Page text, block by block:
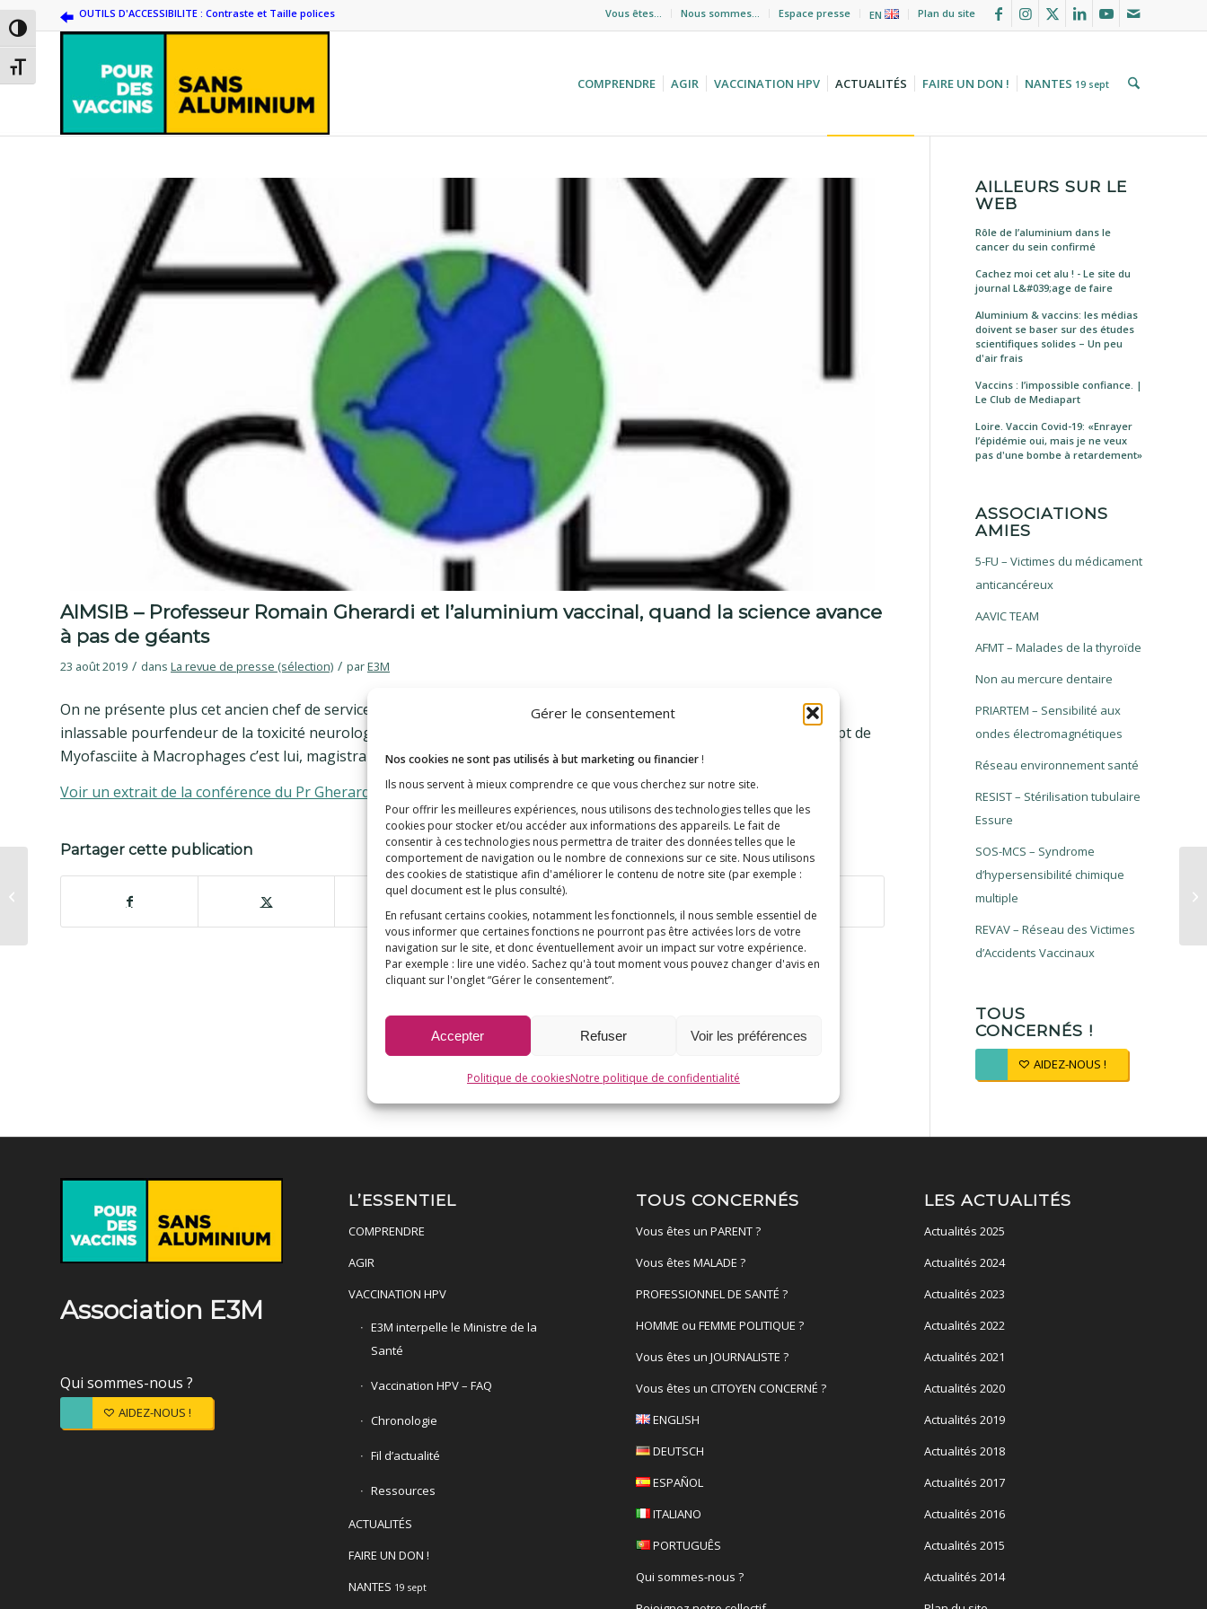
Gérer le consentement
Nos cookies ne sont pas utilisés à but marketing ou financier !
Ils nous servent à mieux comprendre ce que vous cherchez sur notre site.
Pour offrir les meilleures expériences, nous utilisons des technologies telles que les
cookies pour stocker et/ou accéder aux informations des appareils. Le fait de
consentir à ces technologies nous permettra de traiter des données telles que le
comportement de navigation ou le nombre de connexions sur ce site. Nous utilisons
des cookies de statistique afin d'améliorer le contenu de notre site (par exemple :
quel document est le plus consulté).
En refusant certains cookies, notamment les fonctionnels, il nous semble essentiel de
vous informer que certaines fonctions ne pourront pas être activées lors de votre
navigation sur le site, et donc éventuellement avoir un impact sur votre expérience.
Par exemple : lire une vidéo. Sachez qu'à tout moment vous pouvez changer d'avis en
cliquant sur l'onglet “Gérer le consentement”.
Accepter Refuser Voir les préférences
Politique de cookiesNotre politique de confidentialité
Passer en contraste élevé
Changer la taille de la police
Vous êtes… Nous sommes… Espace presse EN Plan du site
OUTILS D'ACCESSIBILITE : Contraste et Taille polices
COMPRENDRE AGIR VACCINATION HPV ACTUALITÉS FAIRE UN DON ! NANTES 19 sept
AIMSIB – Professeur Romain Gherardi et l’aluminium vaccinal, quand la science avance
à pas de géants
23 août 2019 / dans La revue de presse (sélection) / parE3M
On ne présente plus cet ancien chef de service du département de Pathologie au CHU Henri-Mondor. Neurologue,
inlassable pourfendeur de la toxicité neurologique et immunitaire des adjuvants contenant de l’aluminium. Le concept de
Myofasciite à Macrophages c’est lui, magistralement détaillé dans son dernier livre.
Voir un extrait de la conférence du Pr Gherardi
Partager cette publication
AILLEURS SUR LE
WEB
Rôle de l’aluminium dans le
cancer du sein confirmé
Cachez moi cet alu ! - Le site du
journal L&#039;age de faire
Aluminium & vaccins: les médias
doivent se baser sur des études
scientifiques solides – Un peu
d'air frais
Vaccins : l’impossible confiance. |
Le Club de Mediapart
Loire. Vaccin Covid-19: «Enrayer
l’épidémie oui, mais je ne veux
pas d'une bombe à retardement»
ASSOCIATIONS
AMIES
5-FU – Victimes du médicament
anticancéreux
AAVIC TEAM
AFMT – Malades de la thyroïde
Non au mercure dentaire
PRIARTEM – Sensibilité aux
ondes électromagnétiques
Réseau environnement santé
RESIST – Stérilisation tubulaire
Essure
SOS-MCS – Syndrome
d’hypersensibilité chimique
multiple
REVAV – Réseau des Victimes
d’Accidents Vaccinaux
TOUS
CONCERNÉS !
AIDEZ-NOUS !
Association E3M
Qui sommes-nous ?
AIDEZ-NOUS !
L’ESSENTIEL
COMPRENDRE
AGIR
VACCINATION HPV
E3M interpelle le Ministre de la
Santé
Vaccination HPV – FAQ
Chronologie
Fil d’actualité
Ressources
ACTUALITÉS
FAIRE UN DON !
NANTES 19 sept
TOUS CONCERNÉS
Vous êtes un PARENT ?
Vous êtes MALADE ?
PROFESSIONNEL DE SANTÉ ?
HOMME ou FEMME POLITIQUE ?
Vous êtes un JOURNALISTE ?
Vous êtes un CITOYEN CONCERNÉ ?
ENGLISH
DEUTSCH
ESPAÑOL
ITALIANO
PORTUGUÊS
Qui sommes-nous ?
LES ACTUALITÉS
Actualités 2025
Actualités 2024
Actualités 2023
Actualités 2022
Actualités 2021
Actualités 2020
Actualités 2019
Actualités 2018
Actualités 2017
Actualités 2016
Actualités 2015
Actualités 2014
Aluminium : l’actualité